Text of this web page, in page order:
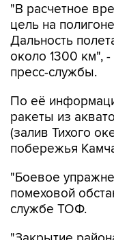
"В расчетное
цель на
Дальность
около 1300 км",
пресс-службы.
По её
ракеты из
(залив Тихого
побережья
"Боевое
помеховой
службе ТОФ.